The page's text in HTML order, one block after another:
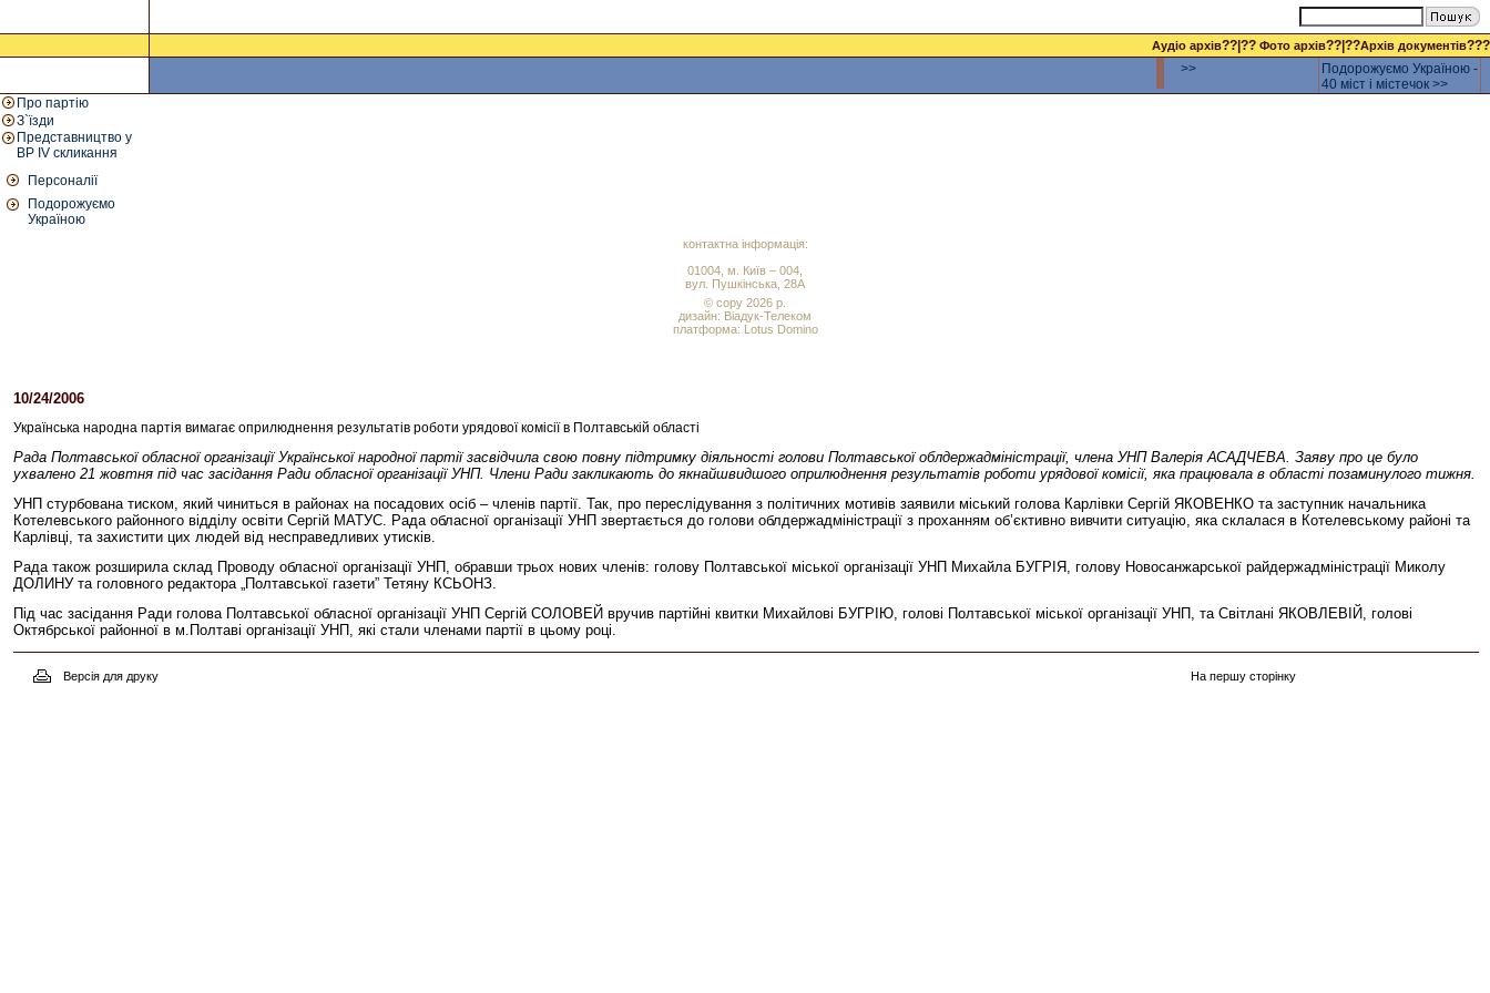
Аудіо архів??|?? Фото архів??|??Архів документів???
>>
Подорожуємо Україною -
40 міст і містечок >>
Про партію
З`їзди
Представництво у
ВР IV скликання
Персоналії
Подорожуємо
Україною
контактна інформація:
01004, м. Київ – 004,
вул. Пушкінська, 28А
© copy 2026 р.
дизайн: Віадук-Телеком
платформа: Lotus Domino
10/24/2006
Українська народна партія вимагає оприлюднення результатів роботи урядової комісії в Полтавській області
Рада Полтавської обласної організації Української народної партії засвідчила свою повну підтримку діяльності голови Полтавської облдержадміністрації, члена УНП Валерія АСАДЧЕВА. Заяву про це було
ухвалено 21 жовтня під час засідання Ради обласної організації УНП. Члени Ради закликають до якнайшвидшого оприлюднення результатів роботи урядової комісії, яка працювала в області позаминулого тижня.
УНП стурбована тиском, який чиниться в районах на посадових осіб – членів партії. Так, про переслідування з політичних мотивів заявили міський голова Карлівки Сергій ЯКОВЕНКО та заступник начальника
Котелевського районного відділу освіти Сергій МАТУС. Рада обласної організації УНП звертається до голови облдержадміністрації з проханням об’єктивно вивчити ситуацію, яка склалася в Котелевському районі та
Карлівці, та захистити цих людей від несправедливих утисків.
Рада також розширила склад Проводу обласної організації УНП, обравши трьох нових членів: голову Полтавської міської організації УНП Михайла БУГРІЯ, голову Новосанжарської райдержадміністрації Миколу
ДОЛИНУ та головного редактора „Полтавської газети” Тетяну КСЬОНЗ.
Під час засідання Ради голова Полтавської обласної організації УНП Сергій СОЛОВЕЙ вручив партійні квитки Михайлові БУГРІЮ, голові Полтавської міської організації УНП, та Світлані ЯКОВЛЕВІЙ, голові
Октябрської районної в м.Полтаві організації УНП, які стали членами партії в цьому році.
Версія для друку На першу сторінку